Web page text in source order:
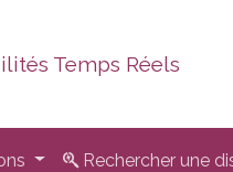
Temps Réels
Rechercher une